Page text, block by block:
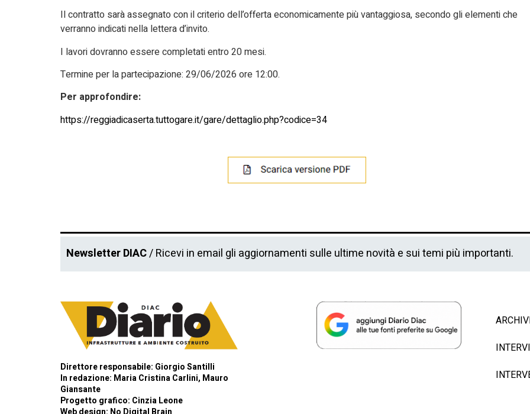
Il contratto sarà assegnato con il criterio dell’offerta economicamente più vantaggiosa, secondo gli elementi che
verranno indicati nella lettera d’invito.
I lavori dovranno essere completati entro 20 mesi.
Termine per la partecipazione: 29/06/2026 ore 12:00.
Per approfondire:
https://reggiadicaserta.tuttogare.it/gare/dettaglio.php?codice=34
Newsletter DIAC/ Ricevi in email gli aggiornamenti sulle ultime novità e sui temi più importanti.
Direttore responsabile: Giorgio Santilli
In redazione: Maria Cristina Carlini, Mauro
Giansante
Progetto grafico: Cinzia Leone